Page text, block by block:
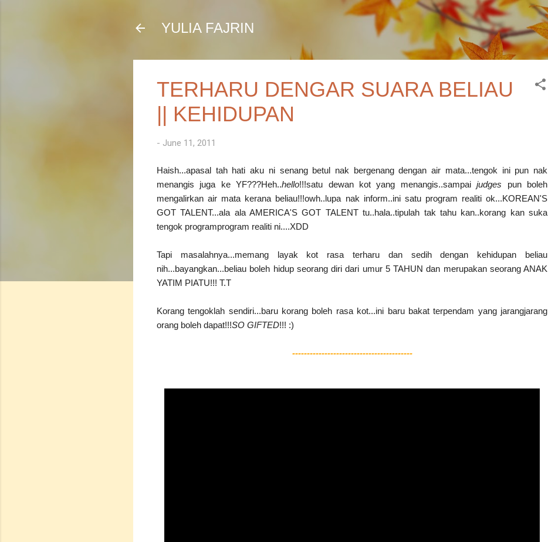
Skip to main content
YULIA FAJRIN
TERHARU DENGAR SUARA BELIAU
|| KEHIDUPAN
- June 11, 2011
Haish...apasal tah hati aku ni senang betul nak bergenang dengan air mata...tengok ini pun nak
menangis juga ke YF???Heh..hello!!!satu dewan kot yang menangis..sampaijudges pun boleh
mengalirkan air mata kerana beliau!!!owh..lupa nak inform..ini satu program realiti ok...KOREAN'S
GOT TALENT...ala ala AMERICA'S GOT TALENT tu..hala..tipulah tak tahu kan..korang kan suka
tengok programprogram realiti ni....XDD
Tapi masalahnya...memang layak kot rasa terharu dan sedih dengan kehidupan beliau
nih...bayangkan...beliau boleh hidup seorang diri dari umur 5 TAHUN dan merupakan seorang ANAK
YATIM PIATU!!! T.T
Korang tengoklah sendiri...baru korang boleh rasa kot...ini baru bakat terpendam yang jarangjarang
orang boleh dapat!!!SO GIFTED!!! :)
-----------------------------------------